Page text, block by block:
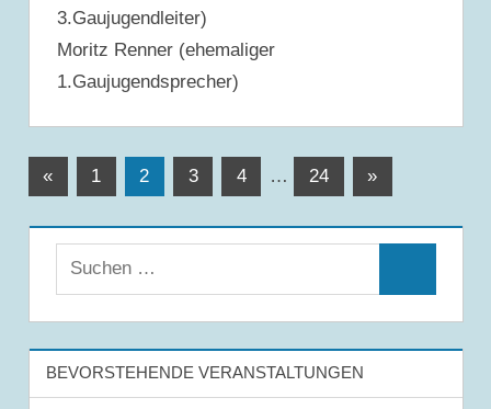
3.Gaujugendleiter)
Moritz Renner (ehemaliger
1.Gaujugendsprecher)
Beitragsnavigation
«Vorherige
1 2 3 4 … 24
Nächste
»
Suchen
BEVORSTEHENDE VERANSTALTUNGEN